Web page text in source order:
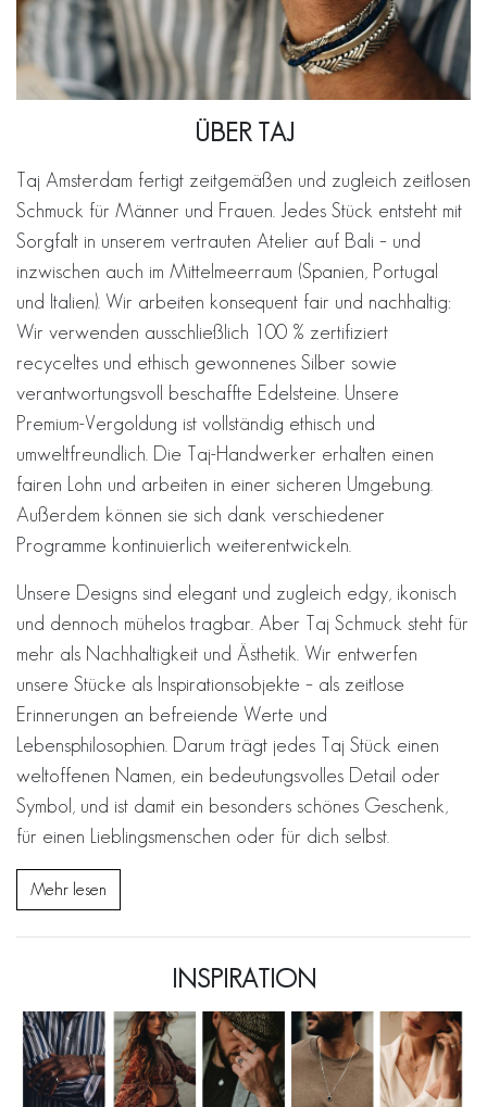
ÜBER TAJ
Taj Amsterdam fertigt zeitgemäßen und zugleich zeitlosen
Schmuck für Männer und Frauen. Jedes Stück entsteht mit
Sorgfalt in unserem vertrauten Atelier auf Bali – und
inzwischen auch im Mittelmeerraum (Spanien, Portugal
und Italien). Wir arbeiten konsequent fair und nachhaltig:
Wir verwenden ausschließlich 100 % zertifiziert
recyceltes und ethisch gewonnenes Silber sowie
verantwortungsvoll beschaffte Edelsteine. Unsere
Premium-Vergoldung ist vollständig ethisch und
umweltfreundlich. Die Taj-Handwerker erhalten einen
fairen Lohn und arbeiten in einer sicheren Umgebung.
Außerdem können sie sich dank verschiedener
Programme kontinuierlich weiterentwickeln.
Unsere Designs sind elegant und zugleich edgy, ikonisch
und dennoch mühelos tragbar. Aber Taj Schmuck steht für
mehr als Nachhaltigkeit und Ästhetik. Wir entwerfen
unsere Stücke als Inspirationsobjekte – als zeitlose
Erinnerungen an befreiende Werte und
Lebensphilosophien. Darum trägt jedes Taj Stück einen
weltoffenen Namen, ein bedeutungsvolles Detail oder
Symbol, und ist damit ein besonders schönes Geschenk,
für einen Lieblingsmenschen oder für dich selbst.
Mehr lesen
INSPIRATION